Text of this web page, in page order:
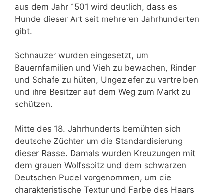
aus dem Jahr 1501 wird deutlich, dass es
Hunde dieser Art seit mehreren Jahrhunderten
gibt.
Schnauzer wurden eingesetzt, um
Bauernfamilien und Vieh zu bewachen, Rinder
und Schafe zu hüten, Ungeziefer zu vertreiben
und ihre Besitzer auf dem Weg zum Markt zu
schützen.
Mitte des 18. Jahrhunderts bemühten sich
deutsche Züchter um die Standardisierung
dieser Rasse. Damals wurden Kreuzungen mit
dem grauen Wolfsspitz und dem schwarzen
Deutschen Pudel vorgenommen, um die
charakteristische Textur und Farbe des Haars